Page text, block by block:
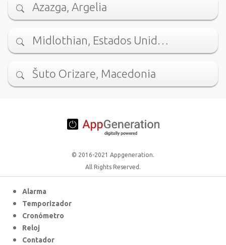
Azazga, Argelia
Midlothian, Estados Unid…
Šuto Orizare, Macedonia
© 2016-2021 Appgeneration.
All Rights Reserved.
Alarma
Temporizador
Cronómetro
Reloj
Contador